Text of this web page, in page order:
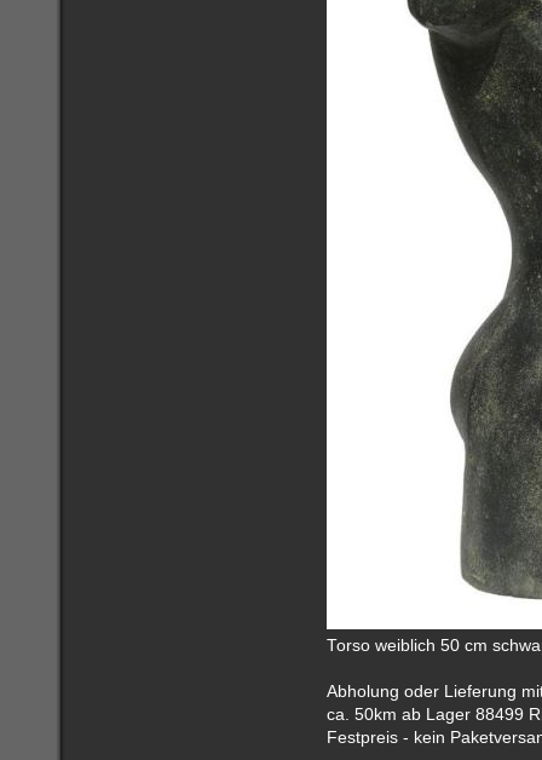
Torso weiblich 50 cm
Abholung oder Lieferung
ca. 50km ab Lager 88499
Festpreis - kein